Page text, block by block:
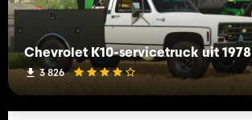
Chevrolet K10-servicetruck uit 1978
3 826